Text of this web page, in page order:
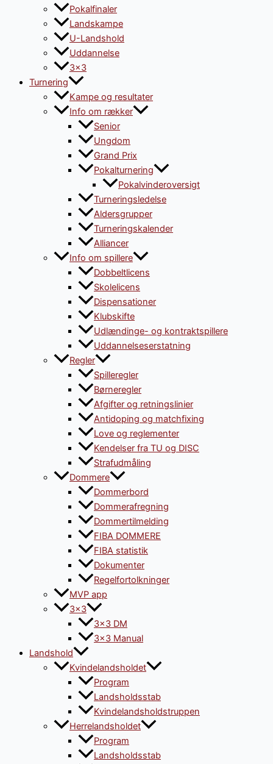
Pokalfinaler
Landskampe
U-Landshold
Uddannelse
3×3
Turnering
Kampe og resultater
Info om rækker
Senior
Ungdom
Grand Prix
Pokalturnering
Pokalvinderoversigt
Turneringsledelse
Aldersgrupper
Turneringskalender
Alliancer
Info om spillere
Dobbeltlicens
Skolelicens
Dispensationer
Klubskifte
Udlændinge- og kontraktspillere
Uddannelseserstatning
Regler
Spilleregler
Børneregler
Afgifter og retningslinier
Antidoping og matchfixing
Love og reglementer
Kendelser fra TU og DISC
Strafudmåling
Dommere
Dommerbord
Dommerafregning
Dommertilmelding
FIBA DOMMERE
FIBA statistik
Dokumenter
Regelfortolkninger
MVP app
3×3
3×3 DM
3×3 Manual
Landshold
Kvindelandsholdet
Program
Landsholdsstab
Kvindelandsholdstruppen
Herrelandsholdet
Program
Landsholdsstab